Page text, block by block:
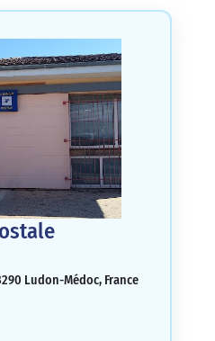
Ludon-Médoc, France